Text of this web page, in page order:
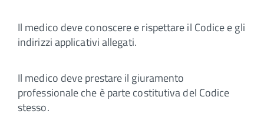
Il medico deve conoscere e rispettare il Codice e gli
indirizzi applicativi allegati.
Il medico deve prestare il giuramento
professionale che è parte costitutiva del Codice
stesso.